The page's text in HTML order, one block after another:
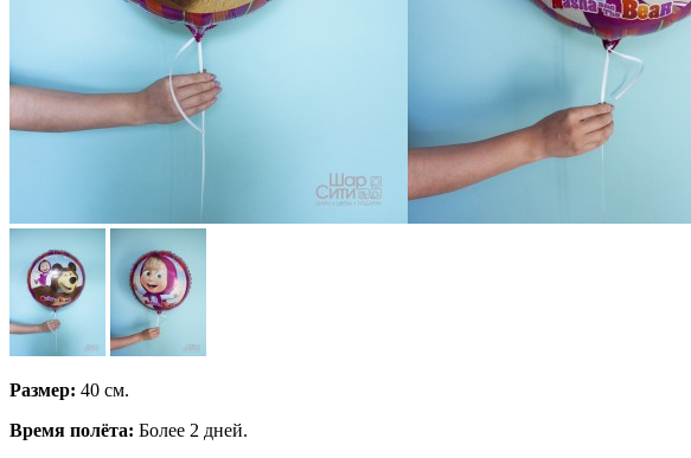
Размер: 40 см.
Время полёта: Более 2 дней.